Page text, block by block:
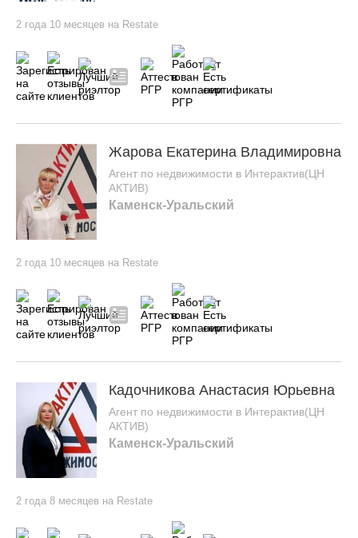
2 года 10 месяцев на Restate
Жарова Екатерина Владимировна
Агент по недвижимости в Интерактив(ЦН
АКТИВ)
Каменск-Уральский
2 года 10 месяцев на Restate
Кадочникова Анастасия Юрьевна
Агент по недвижимости в Интерактив(ЦН
АКТИВ)
Каменск-Уральский
2 года 8 месяцев на Restate